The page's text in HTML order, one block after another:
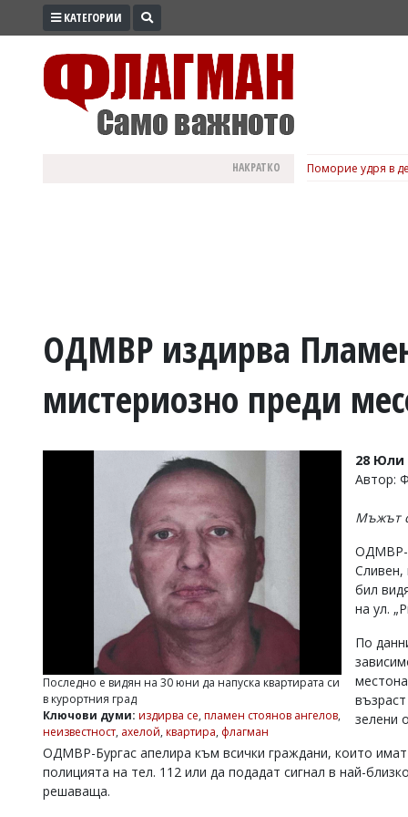
ПРОМО
ВОЙНАТА
УКРАЙНА
v.vasilev@flagman.bg
Касабова,
k.kassabova@flagman.bg
Главен
редактор:
Колев,
office@flagman.bg
КАТЕГОРИИ
НАКРАТКО Поморие удря в
ОДМВР издирва
мистериозно преди
Последно е видян на 30 юни да напуска квартирата си
в курортния град
Ключови думи: издирва се, пламен стоянов ангелов,
неизвестност, ахелой, квартира, флагман
28 Юли
Автор:
Мъжът
ОДМВР-
Сливен,
бил
на ул.
По
зелени
ОДМВР-Бургас апелира към всички граждани, които
полицията на тел. 112 или да подадат сигнал в най-
решаваща.